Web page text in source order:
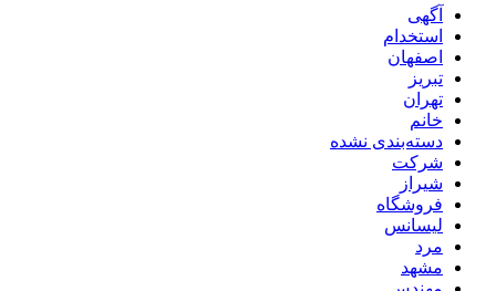
آگهی
استخدام
اصفهان
تبریز
تهران
خانم
دسته‌بندی نشده
شرکت
شیراز
فروشگاه
لیسانس
مرد
مشهد